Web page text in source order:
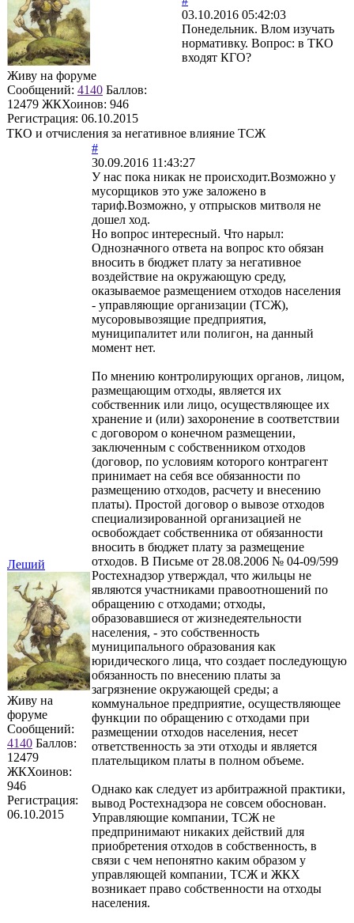
Живу на форуме
Сообщений: 4140 Баллов:
12479 ЖКХоинов: 946
Регистрация: 06.10.2015
03.10.2016 05:42:03
Понедельник. Влом изучать
нормативку. Вопрос: в ТКО
входят КГО?
ТКО и отчисления за негативное влияние ТСЖ
Леший
Живу на
форуме
Сообщений:
4140 Баллов:
12479
ЖКХоинов:
946
Регистрация:
06.10.2015
#
30.09.2016 11:43:27
У нас пока никак не происходит.Возможно у
мусорщиков это уже заложено в
тариф.Возможно, у отпрысков митволя не
дошел ход.
Но вопрос интересный. Что нарыл:
Однозначного ответа на вопрос кто обязан
вносить в бюджет плату за негативное
воздействие на окружающую среду,
оказываемое размещением отходов населения
- управляющие организации (ТСЖ),
мусоровывозящие предприятия,
муниципалитет или полигон, на данный
момент нет.
По мнению контролирующих органов, лицом,
размещающим отходы, является их
собственник или лицо, осуществляющее их
хранение и (или) захоронение в соответствии
с договором о конечном размещении,
заключенным с собственником отходов
(договор, по условиям которого контрагент
принимает на себя все обязанности по
размещению отходов, расчету и внесению
платы). Простой договор о вывозе отходов
специализированной организацией не
освобождает собственника от обязанности
вносить в бюджет плату за размещение
отходов. В Письме от 28.08.2006 № 04-09/599
Ростехнадзор утверждал, что жильцы не
являются участниками правоотношений по
обращению с отходами; отходы,
образовавшиеся от жизнедеятельности
населения, - это собственность
муниципального образования как
юридического лица, что создает последующую
обязанность по внесению платы за
загрязнение окружающей среды; а
коммунальное предприятие, осуществляющее
функции по обращению с отходами при
размещении отходов населения, несет
ответственность за эти отходы и является
плательщиком платы в полном объеме.
Однако как следует из арбитражной практики,
вывод Ростехнадзора не совсем обоснован.
Управляющие компании, ТСЖ не
предпринимают никаких действий для
приобретения отходов в собственность, в
связи с чем непонятно каким образом у
управляющей компании, ТСЖ и ЖКХ
возникает право собственности на отходы
населения.